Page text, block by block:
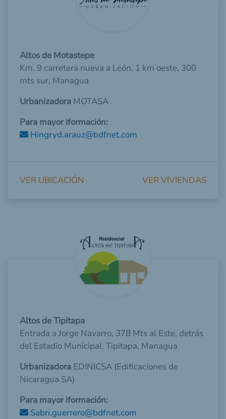
Altos de Motastepe
Km. 9 carretera nueva a León, 1 km oeste, 300
mts sur, Managua
Urbanizadora MOTASA
Para mayor iformación:
Hingryd.arauz@bdfnet.com
VER UBICACIÓN VER VIVIENDAS
Altos de Tipitapa
Entrada a Jorge Navarro, 378 Mts al Este, detrás
del Estadio Municipal. Tipitapa, Managua
Urbanizadora EDINICSA (Edificaciones de
Nicaragua SA)
Para mayor iformación:
Sabri.guerrero@bdfnet.com